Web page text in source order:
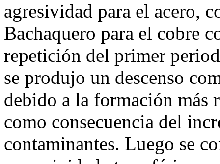
agresividad para el acero,
Bachaquero para el cobre
repetición del primer
se produjo un descenso
debido a la formación más
como consecuencia del
contaminantes. Luego se